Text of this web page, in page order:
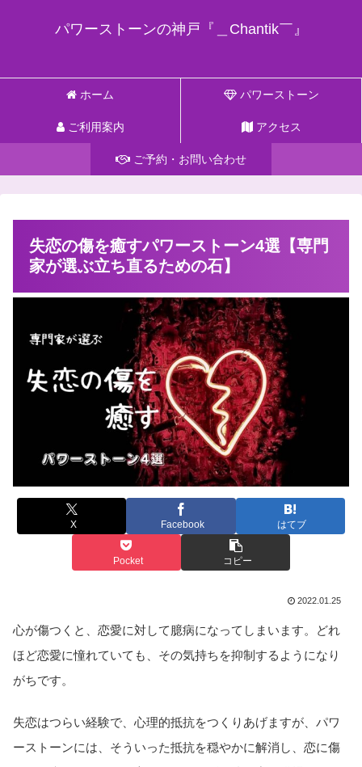
パワーストーンの神戸『＿Chantik￣』
ホーム パワーストーン
ご利用案内 アクセス
ご予約・お問い合わせ
失恋の傷を癒すパワーストーン4選【専門
家が選ぶ立ち直るための石】
X Facebook はてブ
Pocket コピー
2022.01.25
心が傷つくと、恋愛に対して臆病になってしまいます。どれ
ほど恋愛に憧れていても、その気持ちを抑制するようになり
がちです。
失恋はつらい経験で、心理的抵抗をつくりあげますが、パワ
ーストーンには、そういった抵抗を穏やかに解消し、恋に傷